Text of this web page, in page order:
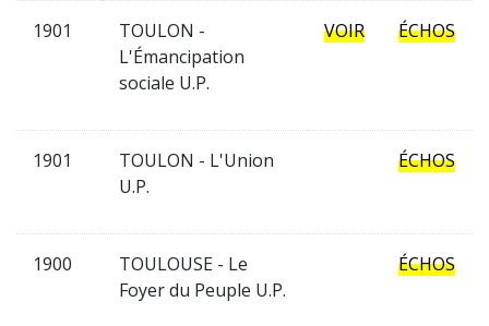
1901
TOULON -
L'Émancipation
sociale U.P.
VOIR ÉCHOS
1901
TOULON - L'Union
U.P.
ÉCHOS
1900
TOULOUSE - Le
Foyer du Peuple U.P.
ÉCHOS